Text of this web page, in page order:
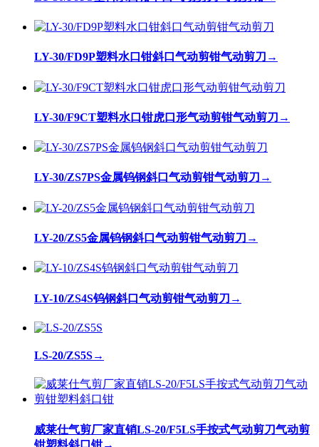
LY-30/FD9P塑料水口钳斜口气动剪钳气动剪刀 →
LY-30/F9CT塑料水口钳虎口形气动剪钳气动剪刀 →
LY-30/ZS7PS金属钨钢斜口气动剪钳气动剪刀 →
LY-20/ZS5金属钨钢斜口气动剪钳气动剪刀 →
LY-10/ZS4S钨钢斜口气动剪钳气动剪刀 →
LS-20/ZS5S→
威莱仕气剪厂家直销LS-20/F5LS手按式气动剪刀气动剪
钳塑料斜口钳→